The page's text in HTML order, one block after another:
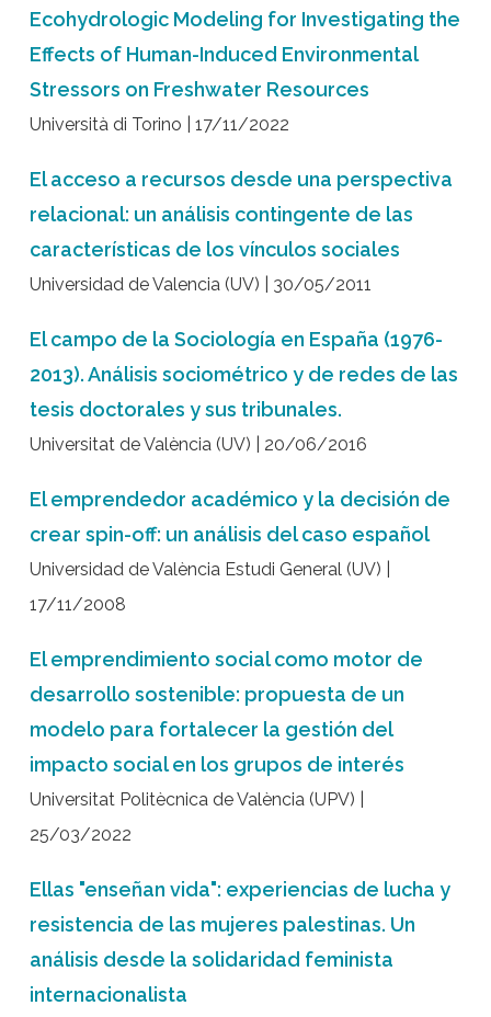
Ecohydrologic Modeling for Investigating the
Effects of Human-Induced Environmental
Stressors on Freshwater Resources
Università di Torino | 17/11/2022
El acceso a recursos desde una perspectiva
relacional: un análisis contingente de las
características de los vínculos sociales
Universidad de Valencia (UV) | 30/05/2011
El campo de la Sociología en España (1976-
2013). Análisis sociométrico y de redes de las
tesis doctorales y sus tribunales.
Universitat de València (UV) | 20/06/2016
El emprendedor académico y la decisión de
crear spin-off: un análisis del caso español
Universidad de València Estudi General (UV) |
17/11/2008
El emprendimiento social como motor de
desarrollo sostenible: propuesta de un
modelo para fortalecer la gestión del
impacto social en los grupos de interés
Universitat Politècnica de València (UPV) |
25/03/2022
Ellas "enseñan vida": experiencias de lucha y
resistencia de las mujeres palestinas. Un
análisis desde la solidaridad feminista
internacionalista